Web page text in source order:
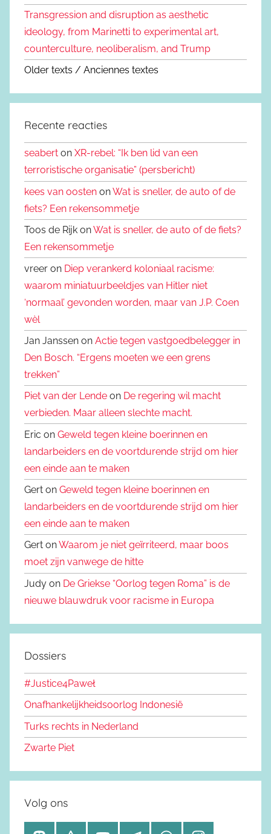
Transgression and disruption as aesthetic
ideology, from Marinetti to experimental art,
counterculture, neoliberalism, and Trump
Older texts / Anciennes textes
Recente reacties
seabert on XR-rebel: “Ik ben lid van een
terroristische organisatie” (persbericht)
kees van oosten onWat is sneller, de auto of de
fiets? Een rekensommetje
Toos de Rijk onWat is sneller, de auto of de fiets?
Een rekensommetje
vreer on Diep verankerd koloniaal racisme:
waarom miniatuurbeeldjes van Hitler niet
‘normaal’ gevonden worden, maar van J.P. Coen
wèl
Jan Janssen on Actie tegen vastgoedbelegger in
Den Bosch. “Ergens moeten we een grens
trekken”
Piet van der Lende on De regering wil macht
verbieden. Maar alleen slechte macht.
Eric on Geweld tegen kleine boerinnen en
landarbeiders en de voortdurende strijd om hier
een einde aan te maken
Gert on Geweld tegen kleine boerinnen en
landarbeiders en de voortdurende strijd om hier
een einde aan te maken
Gert onWaarom je niet geïrriteerd, maar boos
moet zijn vanwege de hitte
Judy on De Griekse “Oorlog tegen Roma” is de
nieuwe blauwdruk voor racisme in Europa
Dossiers
#Justice4Paweł
Onafhankelijkheidsoorlog Indonesië
Turks rechts in Nederland
Zwarte Piet
Volg ons